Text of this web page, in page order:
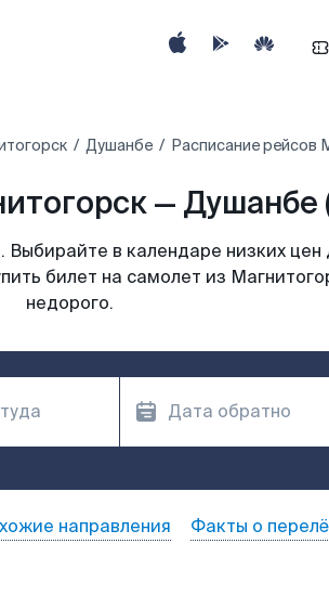
Душанбе Расписание рейсов
— Душанбе
в календаре низких цен
билет на самолет из
недорого.
направления Факты о